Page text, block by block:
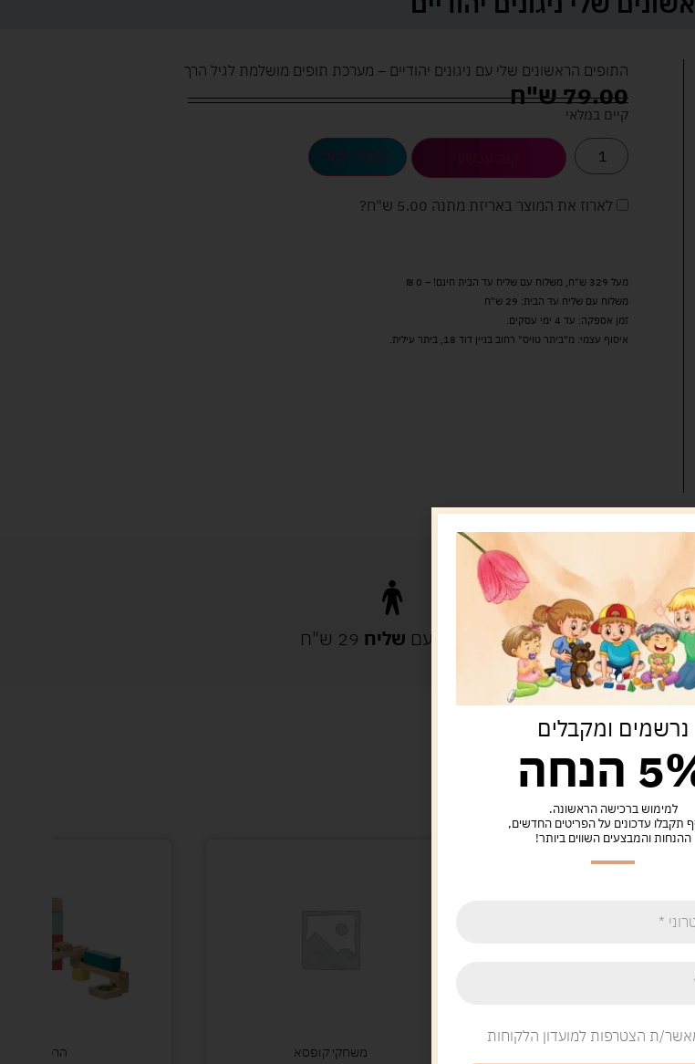
התופים הראשונים שלי עם ניגונים יהודיים – מערכת תופים מושלמת לגיל הרך
79.00ש"ח
קיים במלאי
הוספה לסל
לארוז את המוצר באריזת מתנה 5.00 ש"ח ?
מעל 329 ש"ח, משלוח עם שליח עד הבית חינם! – 0 ₪
משלוח עם שליח עד הבית: 29 ש"ח
זמן אספקה: עד 4 ימי עסקים.
איסוף עצמי: מ"ביתר טויס" רחוב בניין דוד 18, ביתר עילית.
משלוח עם שליח 29 ש"ח
קשורים
משחקי קופסא הרכבות
נרשמים ומקבלים
הנחה
למימוש ברכישה הראשונה.
תקבלו עדכונים על הפריטים החדשים,
ההנחות והמבצעים השווים ביותר!
ת הצטרפות למועדון הלקוחות